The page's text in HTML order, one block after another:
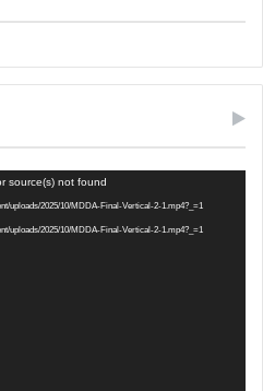
source(s) not found
uploads/2025/10/MDDA-Final-Vertical-2-1.mp4?_=1
uploads/2025/10/MDDA-Final-Vertical-2-1.mp4?_=1